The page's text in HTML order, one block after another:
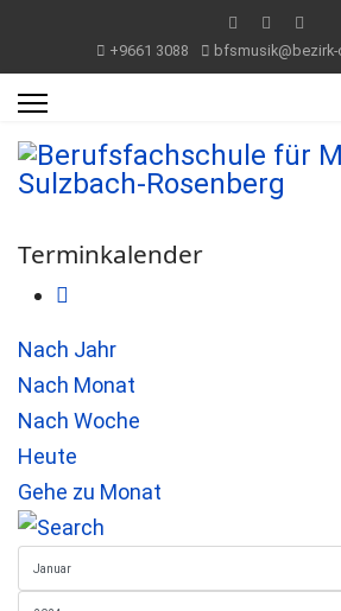
+9661 3088
Terminkalender
Nach Jahr
Nach Monat
Nach Woche
Heute
Gehe zu Monat